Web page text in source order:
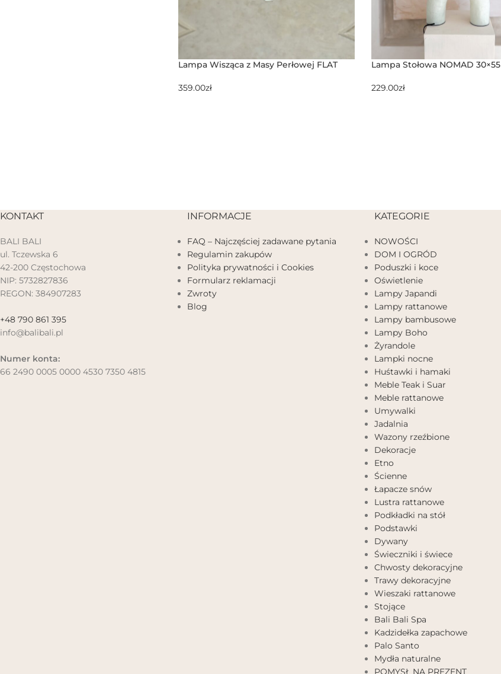
Lampa Wisząca z Masy Perłowej FLAT
359.00zł
Lampa Stołowa NOMAD 30×55
229.00zł
KONTAKT
BALI BALI
ul. Tczewska 6
42-200 Częstochowa
NIP: 5732827836
REGON: 384907283
+48 790 861 395
info@balibali.pl
Numer konta:
66 2490 0005 0000 4530 7350 4815
INFORMACJE
FAQ – Najczęściej zadawane pytania
Regulamin zakupów
Polityka prywatności i Cookies
Formularz reklamacji
Zwroty
Blog
KATEGORIE
NOWOŚCI
DOM I OGRÓD
Poduszki i koce
Oświetlenie
Lampy Japandi
Lampy rattanowe
Lampy bambusowe
Lampy Boho
Żyrandole
Lampki nocne
Huśtawki i hamaki
Meble Teak i Suar
Meble rattanowe
Umywalki
Jadalnia
Wazony rzeźbione
Dekoracje
Etno
Ścienne
Łapacze snów
Lustra rattanowe
Podkładki na stół
Podstawki
Dywany
Świeczniki i świece
Chwosty dekoracyjne
Trawy dekoracyjne
Wieszaki rattanowe
Stojące
Bali Bali Spa
Kadzidełka zapachowe
Palo Santo
Mydła naturalne
POMYSŁ NA PREZENT